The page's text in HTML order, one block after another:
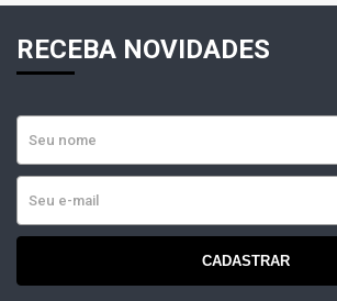
RECEBA NOVIDADES
CADASTRAR